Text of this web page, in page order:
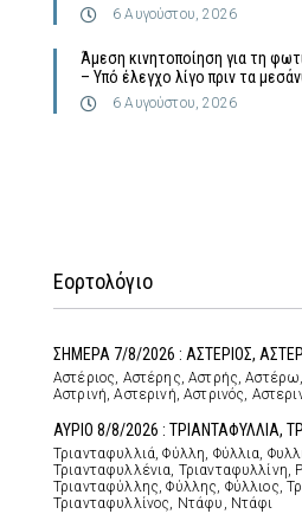
6 Αυγούστου, 2026
Άμεση κινητοποίηση για τη
– Υπό έλεγχο λίγο πριν τα
6 Αυγούστου, 2026
Εορτολόγιο
ΣΗΜΕΡΑ 7/8/2026 : ΑΣΤΕΡΙΟΣ,
Αστέριος, Αστέρης, Αστρής,
Αστρινή, Αστερινή, Αστρινός,
ΑΥΡΙΟ 8/8/2026 : ΤΡΙΑΝΤΑΦΥΛΛΙΑ,
Τριανταφυλλιά, Φύλλη, Φύλλια,
Τριανταφυλλένια, Τριανταφυλλίνη,
Τριανταφύλλης, Φύλλης, Φύλλιος,
Τριανταφυλλίνος, Ντάφυ, Ντάφι